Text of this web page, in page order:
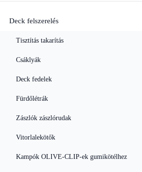
Deck felszerelés
Tisztítás takarítás
Csáklyák
Deck fedelek
Fürdőlétrák
Zászlók zászlórudak
Vitorlalekötők
Kampók OLIVE-CLIP-ek gumikötélhez